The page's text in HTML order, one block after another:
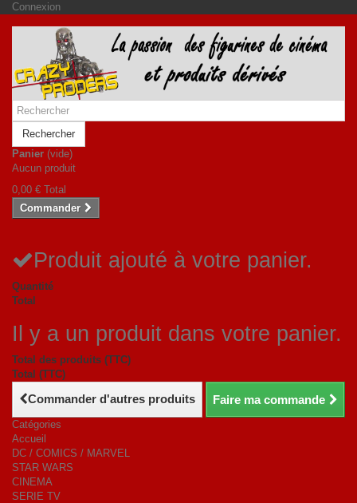
Connexion
Rechercher
Panier (vide)
Aucun produit
0,00 € Total
Commander
Produit ajouté à votre panier.
Quantité
Total
Il y a un produit dans votre panier.
Total des produits (TTC)
Total (TTC)
Commander d'autres produits Faire ma commande
Catégories
Accueil
DC / COMICS / MARVEL
STAR WARS
CINEMA
SERIE TV